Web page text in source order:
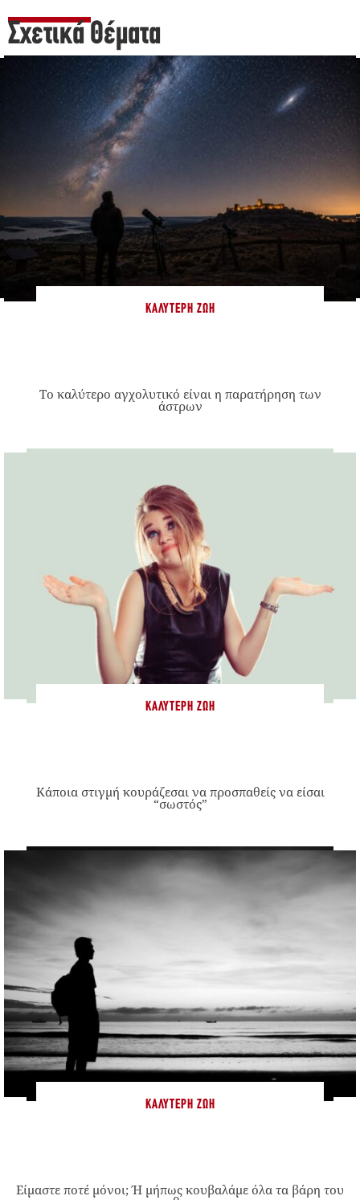
Σχετικά Θέματα
ΚΑΛΎΤΕΡΗ ΖΩΉ
Το καλύτερο αγχολυτικό είναι η παρατήρηση των
άστρων
ΚΑΛΎΤΕΡΗ ΖΩΉ
Κάποια στιγμή κουράζεσαι να προσπαθείς να είσαι
“σωστός”
ΚΑΛΎΤΕΡΗ ΖΩΉ
Είμαστε ποτέ μόνοι; Ή μήπως κουβαλάμε όλα τα βάρη του